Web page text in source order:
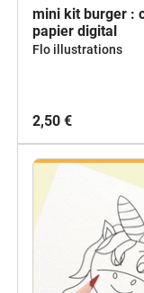
mini kit burger :
papier digital
Flo illustrations
2,50 €